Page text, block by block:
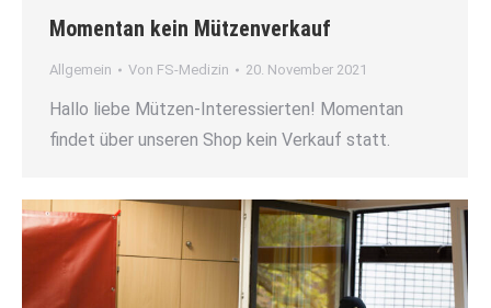
Momentan kein Mützenverkauf
Allgemein Von FS-Medizin 20. November 2021
Hallo liebe Mützen-Interessierten! Momentan
findet über unseren Shop kein Verkauf statt.